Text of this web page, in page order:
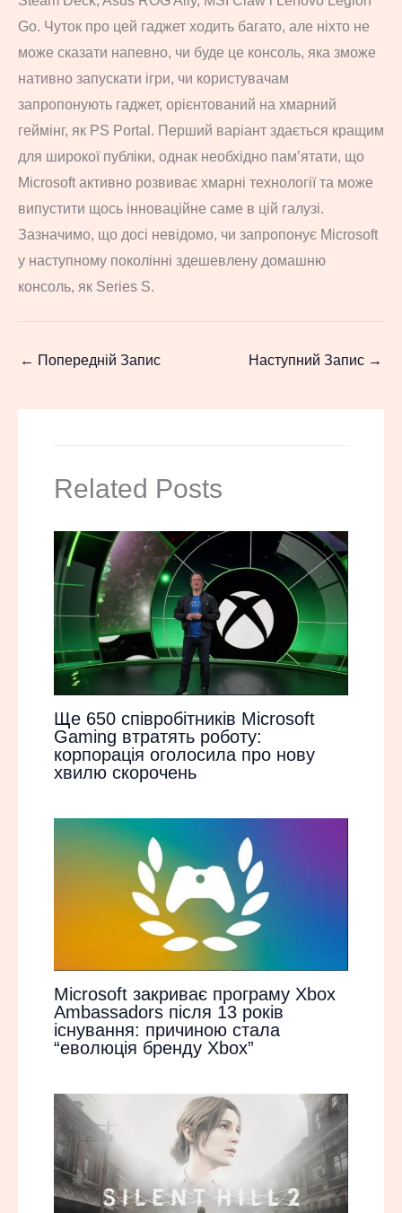
Go. Чуток про цей гаджет ходить багато, але ніхто не
може сказати напевно, чи буде це консоль, яка зможе
нативно запускати ігри, чи користувачам
запропонують гаджет, орієнтований на хмарний
геймінг, як PS Portal. Перший варіант здається кращим
для широкої публіки, однак необхідно пам’ятати, що
Microsoft активно розвиває хмарні технології та може
випустити щось інноваційне саме в цій галузі.
Зазначимо, що досі невідомо, чи запропонує Microsoft
у наступному поколінні здешевлену домашню
консоль, як Series S.
← Попередній Запис Наступний Запис →
Related Posts
Ще 650 співробітників Microsoft
Gaming втратять роботу:
корпорація оголосила про нову
хвилю скорочень
Microsoft закриває програму Xbox
Ambassadors після 13 років
існування: причиною стала
“еволюція бренду Xbox”